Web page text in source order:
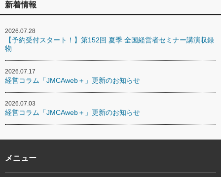
新着情報
2026.07.28
【予約受付スタート！】第152回 夏季 全国経営者セミナー講演収録
物
2026.07.17
経営コラム「JMCAweb＋」更新のお知らせ
2026.07.03
経営コラム「JMCAweb＋」更新のお知らせ
メニュー